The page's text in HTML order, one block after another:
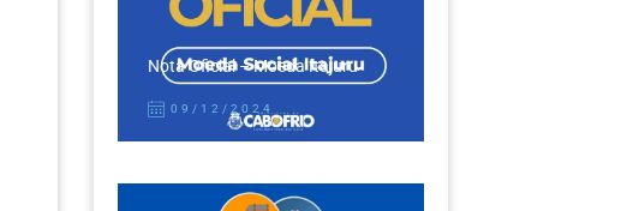
Nota Oficial – Moeda Itajuru
09/12/2024